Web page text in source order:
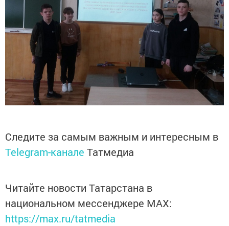
Следите за самым важным и интересным в
Telegram-канале Татмедиа
Читайте новости Татарстана в
национальном мессенджере MАХ:
https://max.ru/tatmedia